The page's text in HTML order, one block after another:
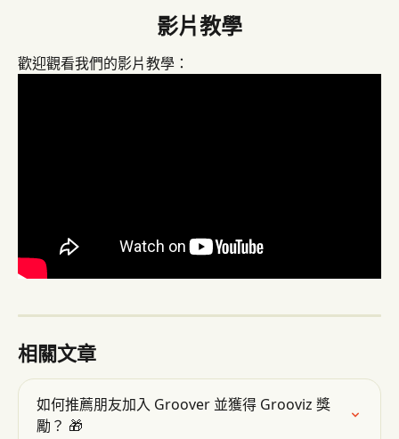
影片教學
歡迎觀看我們的影片教學：
相關文章
如何推薦朋友加入 Groover 並獲得 Grooviz 獎
勵？ 🎁